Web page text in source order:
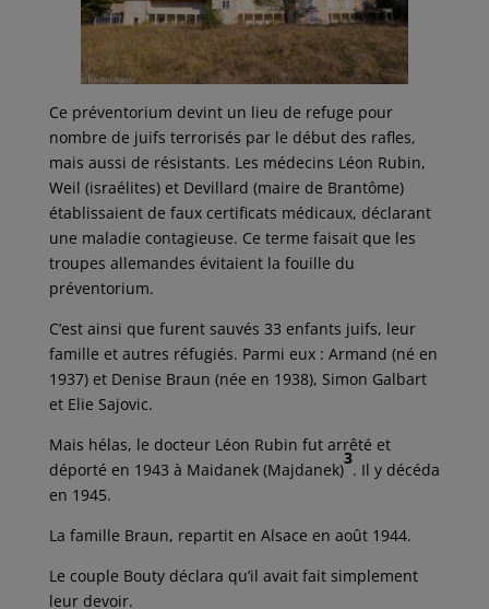
Ce préventorium devint un lieu de refuge pour
nombre de juifs terrorisés par le début des rafles,
mais aussi de résistants. Les médecins Léon Rubin,
Weil (israélites) et Devillard (maire de Brantôme)
établissaient de faux certificats médicaux, déclarant
une maladie contagieuse. Ce terme faisait que les
troupes allemandes évitaient la fouille du
préventorium.
C’est ainsi que furent sauvés 33 enfants juifs, leur
famille et autres réfugiés. Parmi eux : Armand (né en
1937) et Denise Braun (née en 1938), Simon Galbart
et Elie Sajovic.
Mais hélas, le docteur Léon Rubin fut arrêté et
déporté en 1943 à Maidanek (Majdanek)
3
. Il y décéda
en 1945.
La famille Braun, repartit en Alsace en août 1944.
Le couple Bouty déclara qu’il avait fait simplement
leur devoir.